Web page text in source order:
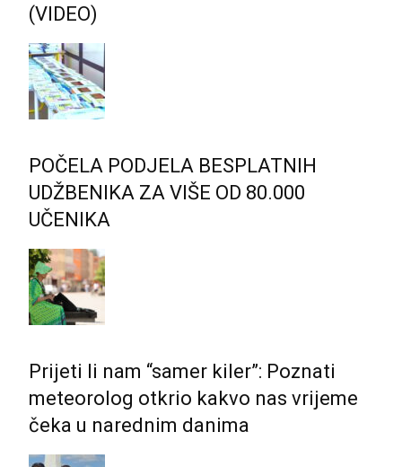
(VIDEO)
POČELA PODJELA BESPLATNIH
UDŽBENIKA ZA VIŠE OD 80.000
UČENIKA
Prijeti li nam “samer kiler”: Poznati
meteorolog otkrio kakvo nas vrijeme
čeka u narednim danima